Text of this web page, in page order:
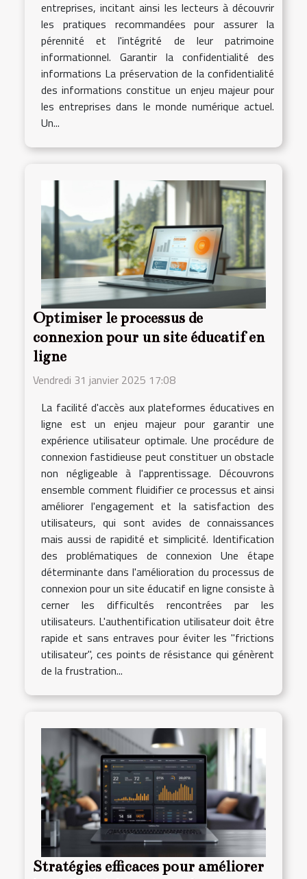
entreprises, incitant ainsi les lecteurs à découvrir
les pratiques recommandées pour assurer la
pérennité et l'intégrité de leur patrimoine
informationnel. Garantir la confidentialité des
informations La préservation de la confidentialité
des informations constitue un enjeu majeur pour
les entreprises dans le monde numérique actuel.
Un...
Optimiser le processus de
connexion pour un site éducatif en
ligne
Vendredi 31 janvier 2025 17:08
La facilité d'accès aux plateformes éducatives en
ligne est un enjeu majeur pour garantir une
expérience utilisateur optimale. Une procédure de
connexion fastidieuse peut constituer un obstacle
non négligeable à l'apprentissage. Découvrons
ensemble comment fluidifier ce processus et ainsi
améliorer l'engagement et la satisfaction des
utilisateurs, qui sont avides de connaissances
mais aussi de rapidité et simplicité. Identification
des problématiques de connexion Une étape
déterminante dans l'amélioration du processus de
connexion pour un site éducatif en ligne consiste à
cerner les difficultés rencontrées par les
utilisateurs. L'authentification utilisateur doit être
rapide et sans entraves pour éviter les "frictions
utilisateur", ces points de résistance qui génèrent
de la frustration...
Stratégies efficaces pour améliorer